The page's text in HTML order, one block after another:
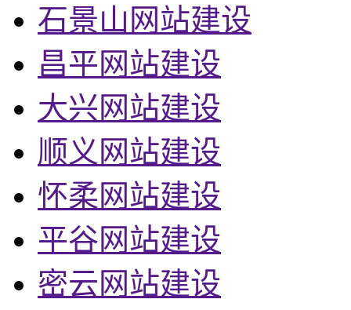
石景山网站建设
昌平网站建设
大兴网站建设
顺义网站建设
怀柔网站建设
平谷网站建设
密云网站建设